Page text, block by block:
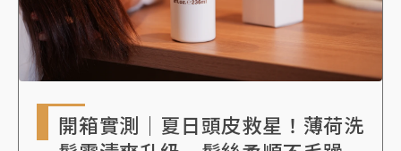
開箱實測｜夏日頭皮救星！薄荷洗